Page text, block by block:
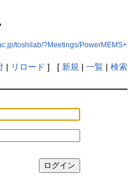
toshilab/?Meetings/PowerMEMS+
| リロード ] [ 新規 | 一覧| 検索